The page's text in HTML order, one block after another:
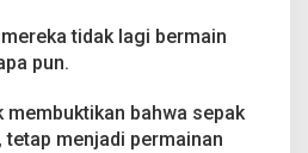
tidak lagi bermain
pun.
membuktikan bahwa sepak
tetap menjadi permainan